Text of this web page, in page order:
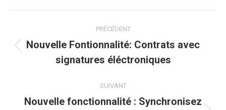
article
PRÉCÉDENT
Article
précédent
Nouvelle Fontionnalité: Contrats avec
signatures éléctroniques
SUIVANT
Nouvelle fonctionnalité : Synchronisez